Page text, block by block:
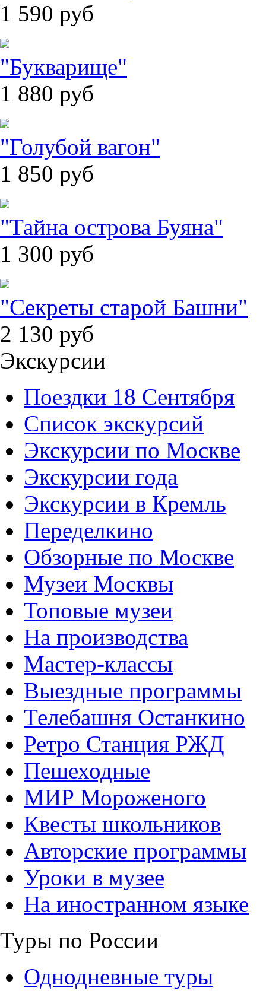
1 590 руб
"Букварище"
1 880 руб
"Голубой вагон"
1 850 руб
"Тайна острова Буяна"
1 300 руб
"Секреты старой Башни"
2 130 руб
Экскурсии
Поездки 18 Сентября
Список экскурсий
Экскурсии по Москве
Экскурсии года
Экскурсии в Кремль
Переделкино
Обзорные по Москве
Музеи Москвы
Топовые музеи
На производства
Мастер-классы
Выездные программы
Телебашня Останкино
Ретро Станция РЖД
Пешеходные
МИР Мороженого
Квесты школьников
Авторские программы
Уроки в музее
На иностранном языке
Туры по России
Однодневные туры